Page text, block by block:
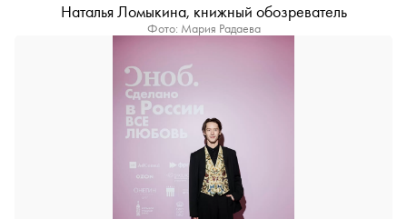
Наталья Ломыкина, книжный обозреватель
Фото: Мария Радаева